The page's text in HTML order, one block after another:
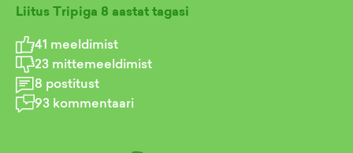
Liitus Tripiga 8 aastat tagasi
41 meeldimist
23 mittemeeldimist
8 postitust
93 kommentaari